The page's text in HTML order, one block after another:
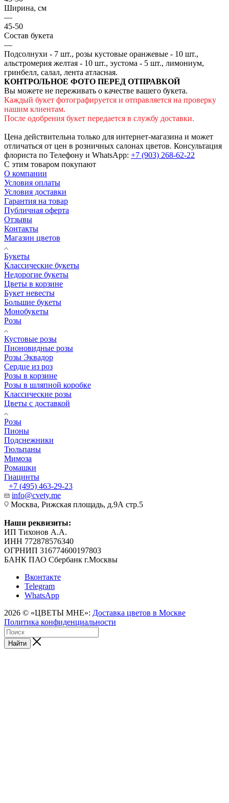
Ширина, см
—
45-50
Состав букета
—
Подсолнухи - 7 шт., розы кустовые оранжевые - 10 шт.,
альстромерия желтая - 10 шт., эустома - 5 шт., лимониум,
гринбелл, салал, лента атласная.
КОНТРОЛЬНОЕ ФОТО ПЕРЕД ОТПРАВКОЙ
Вы можете не переживать о качестве вашего букета.
Каждый букет фотографируется и отправляется на проверку
нашим клиентам.
После одобрения букет передается в службу доставки.
Цена действительна только для интернет-магазина и может
отличаться от цен в розничных салонах цветов. Консультация
флориста по Телефону и WhatsApp: +7 (903) 268-62-22
С этим товаром покупают
О компании
Условия оплаты
Условия доставки
Гарантия на товар
Публичная оферта
Отзывы
Контакты
Магазин цветов
Букеты
Классические букеты
Недорогие букеты
Цветы в корзине
Букет невесты
Большие букеты
Монобукеты
Розы
Кустовые розы
Пионовидные розы
Розы Эквадор
Сердце из роз
Розы в корзине
Розы в шляпной коробке
Классические розы
Цветы с доставкой
Розы
Пионы
Подснежники
Тюльпаны
Мимоза
Ромашки
Гиацинты
+7 (495) 463-29-23
info@cvety.me
Москва, Рижская площадь, д.9А стр.5
Наши реквизиты:
ИП Тихонов А.А.
ИНН 772878576340
ОГРНИП 316774600197803
БАНК ПАО Сбербанк г.Москвы
Вконтакте
Telegram
WhatsApp
2026 © «ЦВЕТЫ МНЕ»: Доставка цветов в Москве
Политика конфиденциальности
Найти